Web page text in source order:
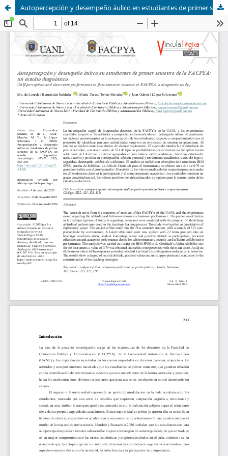
Autopercepción y desempeño áulico en estudiantes de primer semestre de la FACPYA: un estudio diagnóstico.